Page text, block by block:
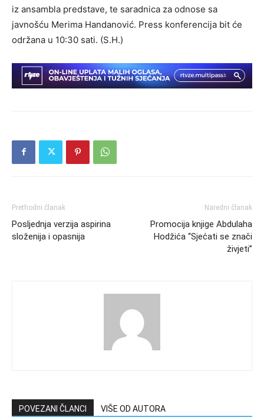
iz ansambla predstave, te saradnica za odnose sa
javnošću Merima Handanović. Press konferencija bit će
održana u 10:30 sati. (S.H.)
Prethodni članak
Posljednja verzija aspirina
složenija i opasnija
Naredni članak
Promocija knjige Abdulaha
Hodžića “Sjećati se znači
živjeti”
POVEZANI ČLANCI VIŠE OD AUTORA